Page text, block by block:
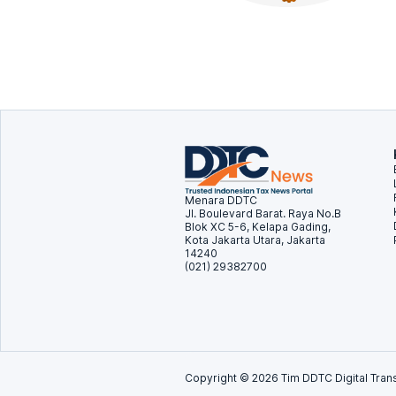
Menara DDTC
Jl. Boulevard Barat. Raya No.B
Blok XC 5-6, Kelapa Gading,
Kota Jakarta Utara, Jakarta
14240
(021) 29382700
Copyright © 2026 Tim DDTC Digital